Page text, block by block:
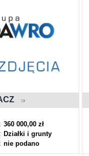
360 000,00 zł
Działki i grunty
nie podano